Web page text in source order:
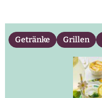
Getränke Grillen